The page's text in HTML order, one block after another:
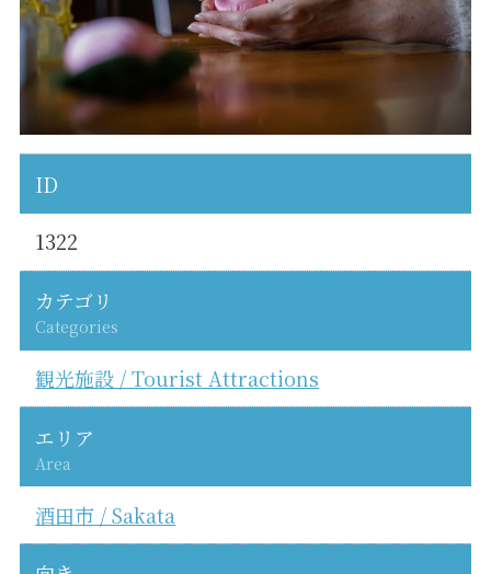
ID
1322
カテゴリ
Categories
観光施設 / Tourist Attractions
エリア
Area
酒田市 / Sakata